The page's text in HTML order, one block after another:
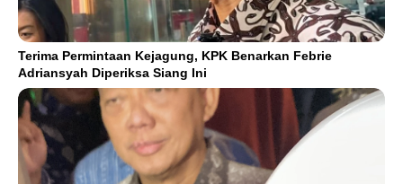
Terima Permintaan Kejagung, KPK Benarkan Febrie
Adriansyah Diperiksa Siang Ini